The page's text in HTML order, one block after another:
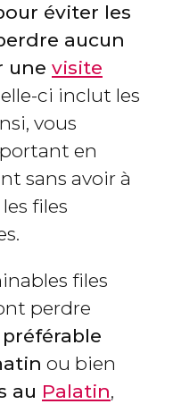
éviter les
aucun
une visite
ci inclut les
vous
en
sans avoir à
files
files
perdre
préférable
ou bien
au Palatin,